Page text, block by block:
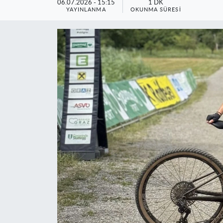
06.07.2026 - 15:15
YAYINLANMA
1 DK
OKUNMA SÜRESI